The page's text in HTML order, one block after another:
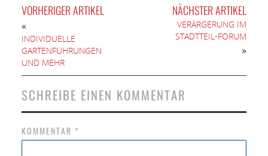
VORHERIGER ARTIKEL
«
INDIVIDUELLE
GARTENFÜHRUNGEN
UND MEHR
NÄCHSTER ARTIKEL
VERÄRGERUNG IM
STADTTEIL-FORUM
»
SCHREIBE EINEN KOMMENTAR
KOMMENTAR *